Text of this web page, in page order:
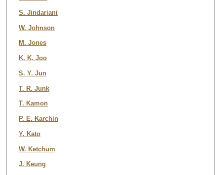
S. Jindariani
W. Johnson
M. Jones
K. K. Joo
S. Y. Jun
T. R. Junk
T. Kamon
P. E. Karchin
Y. Kato
W. Ketchum
J. Keung